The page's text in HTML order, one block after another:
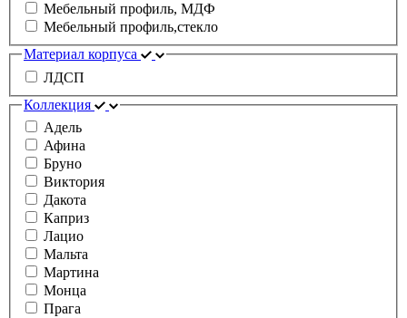
Мебельный профиль, МДФ
Мебельный профиль,стекло
Материал корпуса
ЛДСП
Коллекция
Адель
Афина
Бруно
Виктория
Дакота
Каприз
Лацио
Мальта
Мартина
Монца
Прага